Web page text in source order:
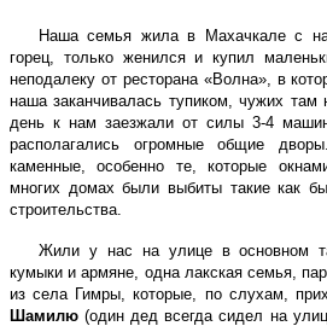
Наша семья жила в Махачкале с
горец, только женился и купил
неподалеку от ресторана «Волна», в
наша заканчивалась тупиком, чужих там
день к нам заезжали от силы 3-4
располагались огромные общие
каменные, особенно те, которые
многих домах были выбиты такие как
строительства.
Жили у нас на улице в основном
кумыки и армяне, одна лакская семья,
из села Гимры, которые, по слухам,
Шамилю (один дед всегда сидел на